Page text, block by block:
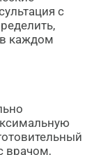
с
каждом
врачом,